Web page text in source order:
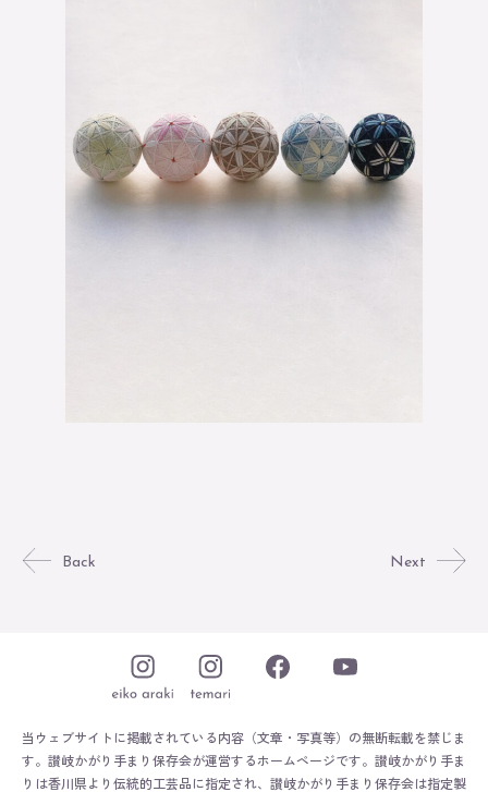
Back Next
当ウェブサイトに掲載されている内容（文章・写真等）の無断転載を禁じま
す。 讃岐かがり手まり保存会が運営するホームページです。 讃岐かがり手ま
りは香川県より伝統的工芸品に指定され、讃岐かがり手まり保存会は指定製